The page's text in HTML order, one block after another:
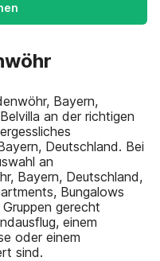
Bayern,
an der richtigen
Deutschland. Bei
an
Bayern, Deutschland,
Bungalows
gerecht
einem
oder einem
sind.